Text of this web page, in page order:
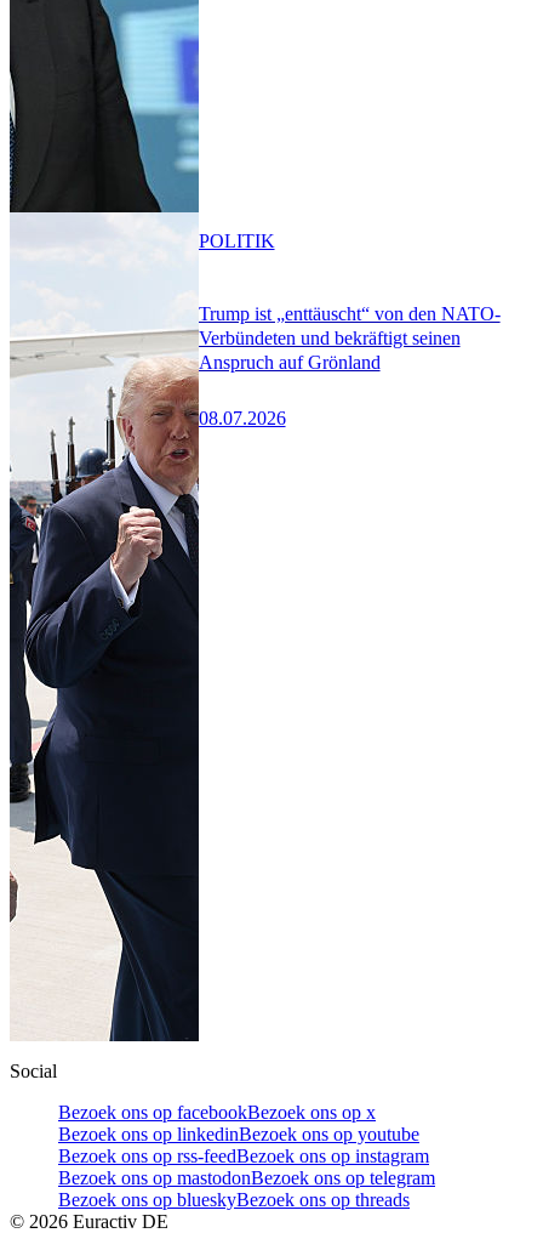
Trump ist „enttäuscht“ von den NATO-
Verbündeten und bekräftigt seinen
Anspruch auf Grönland
08.07.2026
POLITIK
Social
Bezoek ons op facebookBezoek ons op x
Bezoek ons op linkedinBezoek ons op youtube
Bezoek ons op rss-feedBezoek ons op instagram
Bezoek ons op mastodonBezoek ons op telegram
Bezoek ons op blueskyBezoek ons op threads
© 2026 Euractiv DE